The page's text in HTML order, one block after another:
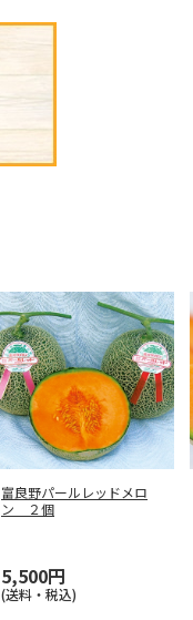
富良野パールレッドメロ
ン ２個
5,500円
(送料・税込)